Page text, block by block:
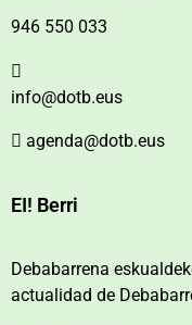
946 550 033
info@dotb.eus
agenda@dotb.eus
EI! Berri
Debabarrena
actualidad de